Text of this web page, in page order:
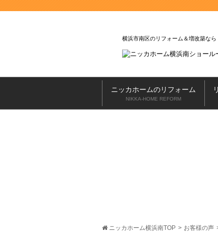
横浜市南区のリフォーム＆増改築なら
ニッカホームのリフォーム
NIKKA-HOME REFORM
ニッカホーム横浜南TOP > お客様の声